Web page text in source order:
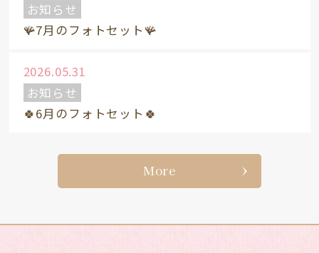
お知らせ
🪸7月のフォトセット🪸
2026.05.31
お知らせ
🍀6月のフォトセット🍀
More